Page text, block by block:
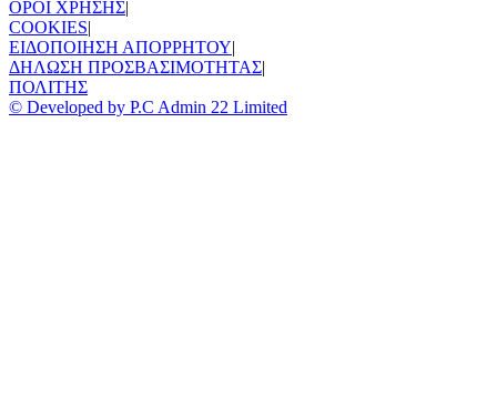
ΟΡΟΙ ΧΡΗΣΗΣ|
COOKIES|
ΕΙΔΟΠΟΙΗΣΗ ΑΠΟΡΡΗΤΟΥ|
ΔΗΛΩΣΗ ΠΡΟΣΒΑΣΙΜΟΤΗΤΑΣ|
ΠΟΛΙΤΗΣ
© Developed by P.C Admin 22 Limited